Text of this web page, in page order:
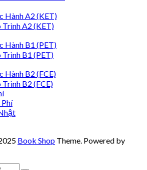
Hành A2 (KET)
Trình A2 (KET)
Hành B1 (PET)
Trình B1 (PET)
Hành B2 (FCE)
Trình B2 (FCE)
Book Shop Theme. Powered by